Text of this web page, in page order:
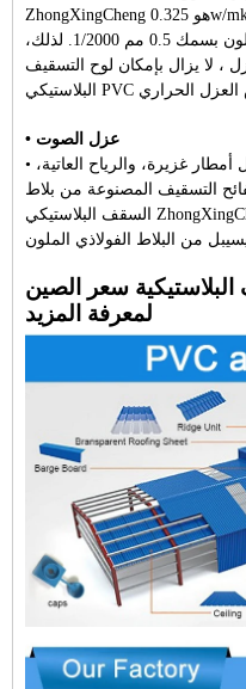
ZhongXingCheng هو 0.325w/mk، والبلاط الطيني حوالي 1/310، والبلاط
الأسمنتي 1/5، والبلاط الفولاذي الملون بسمك 0.5 مم 1/2000. لذلك،
، لا يزال بإمكان لوح التسقيف
• عزل الصوت
• غزيرة، والرياح العاتية،
التسقيف المصنوعة من بلاط
السقف البلاستيكي ZhongXingCheng تتمتع بامتصاص جيد لتأثير
سعر الصين
لمعرفة المزيد